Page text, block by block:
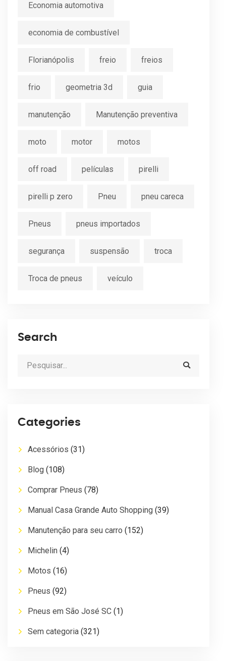
Economia automotiva
economia de combustível
Florianópolis freio freios
frio geometria 3d guia
manutenção Manutenção preventiva
moto motor motos
off road películas pirelli
pirelli p zero Pneu pneu careca
Pneus pneus importados
segurança suspensão troca
Troca de pneus veículo
Search
Categories
Acessórios (31)
Blog (108)
Comprar Pneus (78)
Manual Casa Grande Auto Shopping (39)
Manutenção para seu carro (152)
Michelin (4)
Motos (16)
Pneus (92)
Pneus em São José SC (1)
Sem categoria (321)